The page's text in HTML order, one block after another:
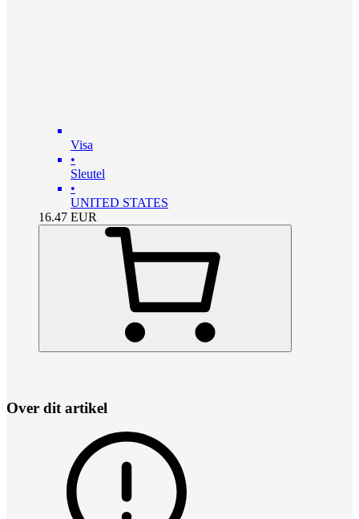
Visa
•
Sleutel
•
UNITED STATES
16.47 EUR
Over dit artikel